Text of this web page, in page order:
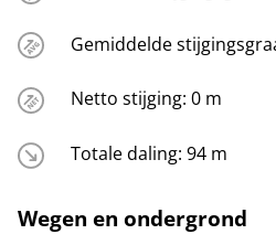
Gemiddelde
Netto stijging: 0 m
Totale daling: 94 m
Wegen en ondergrond